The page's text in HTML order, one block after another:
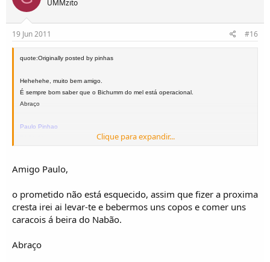
UMMzito
19 Jun 2011 #16
quote:Originally posted by pinhas
Hehehehe, muito bem amigo.
É sempre bom saber que o Bichumm do mel está operacional.
Abraço
Paulo Pinhao
Clique para expandir...
Amigo Paulo,
o prometido não está esquecido, assim que fizer a proxima
cresta irei ai levar-te e bebermos uns copos e comer uns
caracois á beira do Nabão.
Abraço